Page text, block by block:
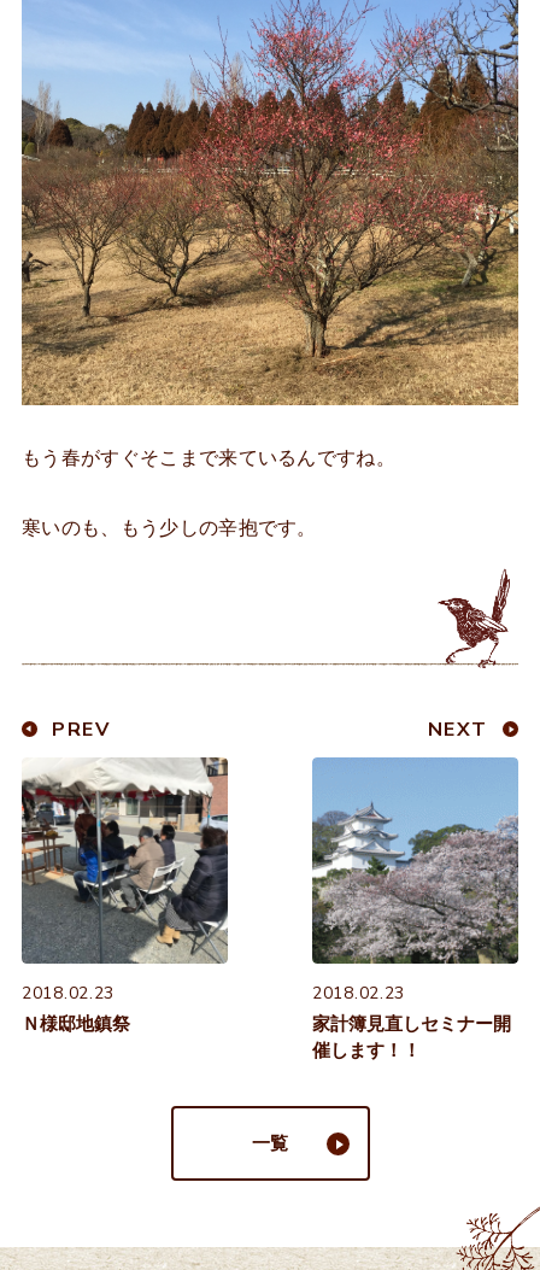
もう春がすぐそこまで来ているんですね。
寒いのも、もう少しの辛抱です。
PREV
2018.02.23
Ｎ様邸地鎮祭
NEXT
2018.02.23
家計簿見直しセミナー開
催します！！
一覧